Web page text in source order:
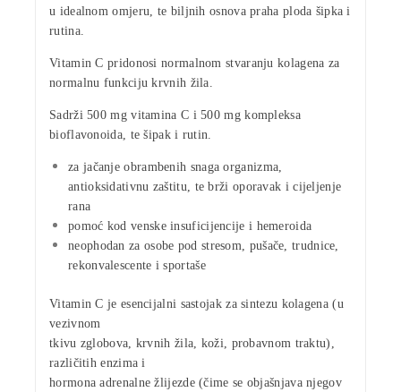
u idealnom omjeru, te biljnih osnova praha ploda šipka i
rutina.
Vitamin C pridonosi normalnom stvaranju kolagena za
normalnu funkcijukrvnih žila.
Sadrži 500 mg vitamina C i 500 mg kompleksa
bioflavonoida, te šipak i rutin.
za jačanjeobrambenih snaga organizma,
antioksidativnu zaštitu, te brži oporavak icijeljenje
rana
pomoć kod venske insuficijencije i hemeroida
neophodan za osobe pod stresom, pušače,trudnice,
rekonvalescente isportaše
Vitamin C je esencijalni sastojak zasintezu kolagena(u
vezivnom
tkivu zglobova, krvnih žila, koži, probavnom traktu),
različitih enzima i
hormona adrenalne žlijezde (čime se objašnjava njegov